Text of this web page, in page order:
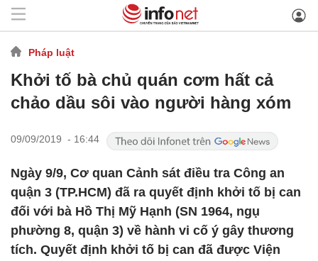
Pháp luật
Khởi tố bà chủ quán cơm hất cả
chảo dầu sôi vào người hàng xóm
09/09/2019 - 16:44
Ngày 9/9, Cơ quan Cảnh sát điều tra Công an
quận 3 (TP.HCM) đã ra quyết định khởi tố bị can
đối với bà Hồ Thị Mỹ Hạnh (SN 1964, ngụ
phường 8, quận 3) về hành vi cố ý gây thương
tích. Quyết định khởi tố bị can đã được Viện